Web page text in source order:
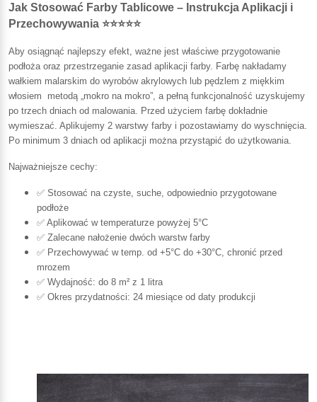
Jak Stosować Farby Tablicowe – Instrukcja Aplikacji i
Przechowywania ⭐⭐⭐⭐⭐
Aby osiągnąć najlepszy efekt, ważne jest właściwe przygotowanie
podłoża oraz przestrzeganie zasad aplikacji farby. Farbę nakładamy
wałkiem malarskim do wyrobów akrylowych lub pędzlem z miękkim
włosiem
metodą „mokro na mokro”, a pełną funkcjonalność uzyskujemy
po trzech dniach od malowania. Przed użyciem farbę dokładnie
wymieszać. Aplikujemy 2 warstwy farby i pozostawiamy do wyschnięcia.
Po minimum 3 dniach od aplikacji można przystąpić do użytkowania.
Najważniejsze cechy:
✅ Stosować na czyste, suche, odpowiednio przygotowane
podłoże
✅ Aplikować w temperaturze powyżej 5°C
✅ Zalecane nałożenie dwóch warstw farby
✅ Przechowywać w temp. od +5°C do +30°C, chronić przed
mrozem
✅ Wydajność: do 8 m² z 1 litra
✅ Okres przydatności: 24 miesiące od daty produkcji